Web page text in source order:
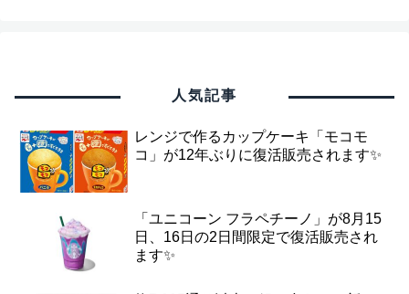
人気記事
レンジで作るカップケーキ「モコモ
コ」が12年ぶりに復活販売されます✨
「ユニコーン フラペチーノ」が8月15
日、16日の2日間限定で復活販売され
ます✨